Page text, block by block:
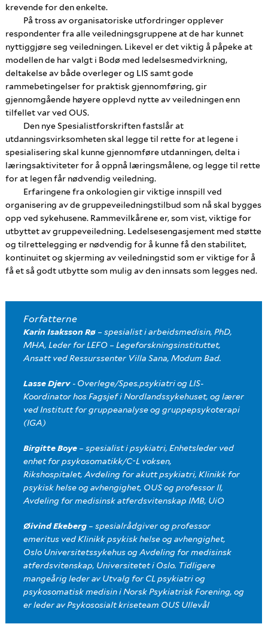
krevende for den enkelte.
På tross av organisatoriske utfordringer opplever
respondenter fra alle veiledningsgruppene at de har kunnet
nyttiggjøre seg veiledningen. Likevel er det viktig å påpeke at
modellen de har valgt i Bodø med ledelsesmedvirkning,
deltakelse av både overleger og LIS samt gode
rammebetingelser for praktisk gjennomføring, gir
gjennomgående høyere opplevd nytte av veiledningen enn
tilfellet var ved OUS.
Den nye Spesialistforskriften fastslår at
utdanningsvirksomheten skal legge til rette for at legene i
spesialisering skal kunne gjennomføre utdanningen, delta i
læringsaktiviteter for å oppnå læringsmålene, og legge til rette
for at legen får nødvendig veiledning.
Erfaringene fra onkologien gir viktige innspill ved
organisering av de gruppeveiledningstilbud som nå skal bygges
opp ved sykehusene. Rammevilkårene er, som vist, viktige for
utbyttet av gruppeveiledning. Ledelsesengasjement med støtte
og tilrettelegging er nødvendig for å kunne få den stabilitet,
kontinuitet og skjerming av veiledningstid som er viktige for å
få et så godt utbytte som mulig av den innsats som legges ned.
Forfatterne
Karin Isaksson Rø– spesialist i arbeidsmedisin, PhD,
MHA, Leder for LEFO – Legeforskningsinstituttet,
Ansatt ved Ressurssenter Villa Sana, Modum Bad.
Lasse Djerv- Overlege/Spes.psykiatri og LIS-
Koordinator hos Fagsjef i Nordlandssykehuset, og lærer
ved Institutt for gruppeanalyse og gruppepsykoterapi
(IGA)
Birgitte Boye– spesialist i psykiatri, Enhetsleder ved
enhet for psykosomatikk/C-L voksen,
Rikshospitalet, Avdeling for akutt psykiatri, Klinikk for
psykisk helse og avhengighet, OUS og professor II,
Avdeling for medisinsk atferdsvitenskap IMB, UiO
Øivind Ekeberg– spesialrådgiver og professor
emeritus ved Klinikk psykisk helse og avhengighet,
Oslo Universitetssykehus og Avdeling for medisinsk
atferdsvitenskap, Universitetet i Oslo. Tidligere
mangeårig leder av Utvalg for CL psykiatri og
psykosomatisk medisin i Norsk Psykiatrisk Forening, og
er leder av Psykososialt kriseteam OUS Ullevål